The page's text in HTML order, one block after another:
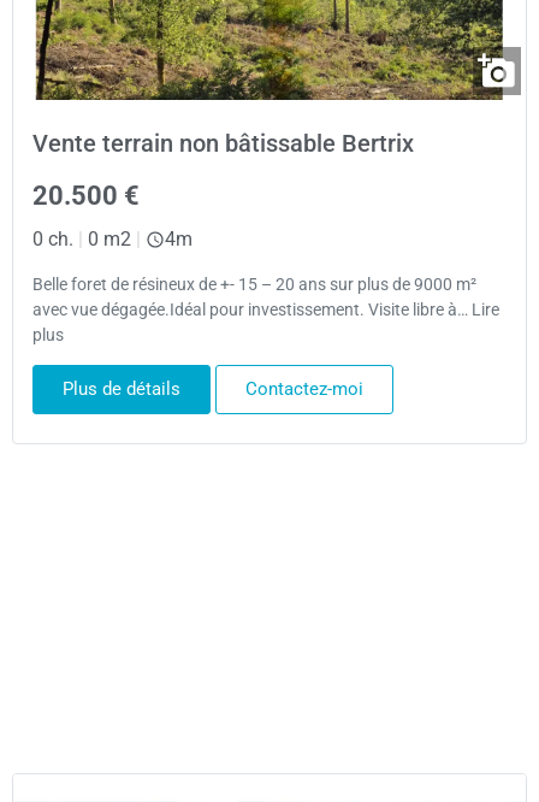
Vente terrain non bâtissable Bertrix
20.500 €
0 ch. 0 m2 4m
Belle foret de résineux de +- 15 – 20 ans sur plus de 9000 m²
avec vue dégagée.Idéal pour investissement. Visite libre à… Lire
plus
Plus de détails Contactez-moi